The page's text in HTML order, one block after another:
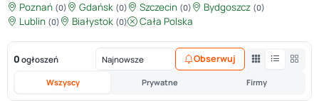
Poznań (0) Gdańsk (0) Szczecin (0) Bydgoszcz (0)
Lublin (0) Białystok (0) Cała Polska
0 ogłoszeń
Wszyscy Prywatne Firmy
Obserwuj